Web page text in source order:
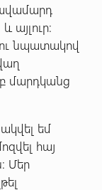
նպատակով
մարդկանց
եմ
հայ
Մեր